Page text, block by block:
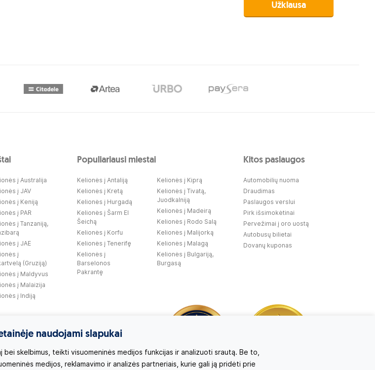
Užklausa
į Australija
į JAV
į Keniją
į PAR
į Tanzaniją,
į JAE
į
(Gruziją)
į Maldyvus
į Malaizija
į Indiją
Populiariausi miestai
Kelionės į Antaliją
Kelionės į Kretą
Kelionės į Hurgadą
Kelionės į Šarm El
Šeichą
Kelionės į Korfu
Kelionės į Tenerifę
Kelionės į
Barselonos
Pakrantę
Kelionės į Kiprą
Kelionės į Tivatą,
Juodkalniją
Kelionės į Madeirą
Kelionės į Rodo Salą
Kelionės į Malijorką
Kelionės į Malagą
Kelionės į Bulgariją,
Burgasą
Kitos paslaugos
Automobilių nuoma
Draudimas
Paslaugos verslui
Pirk išsimokėtinai
Pervežimai į oro uostą
Autobusų bilietai
Dovanų kuponas
naudojami slapukai
skelbimus, teikti visuomeninės medijos funkcijas ir analizuoti srautą. Be to,
medijos, reklamavimo ir analizės partneriais, kurie gali ją pridėti prie